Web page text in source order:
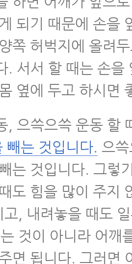
재발
재활
되기 때문에 손을
쪽 허벅지에 올려
. 서서 할 때는 손을
옆에 두고 하시면
, 으쓱으쓱 운동 할
빼는 것입니다. 으
는 것입니다. 그렇
도 힘을 많이 주지
, 내려놓을 때도 일
는 것이 아니라 어깨
면 됩니다. 그러면